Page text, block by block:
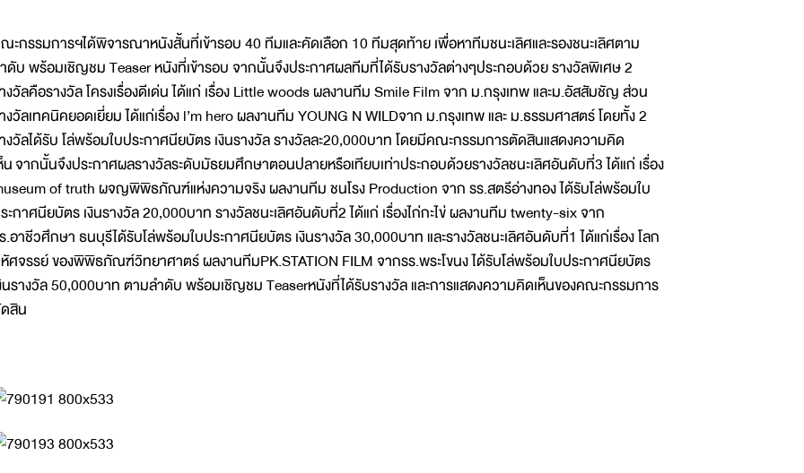
ะกรรมการฯได้พิจารณาหนังสั้นที่เข้ารอบ 40 ทีมและคัดเลือก 10 ทีมสุดท้าย เพื่อหาทีมชนะเลิศและรองชนะเลิศตาม
ดับ พร้อมเชิญชม Teaser หนังที่เข้ารอบ จากนั้นจึงประกาศผลทีมที่ได้รับรางวัลต่างๆประกอบด้วย รางวัลพิเศษ 2
งวัลคือรางวัล โครงเรื่องดีเด่น ได้แก่ เรื่อง Little woods ผลงานทีม Smile Film จาก ม.กรุงเทพ และม.อัสสัมชัญ ส่วน
งวัลเทคนิคยอดเยี่ยม ได้แก่เรื่อง l’m hero ผลงานทีม YOUNG N WILDจาก ม.กรุงเทพ และ ม.ธรรมศาสตร์ โดยทั้ง 2
งวัลได้รับ โล่พร้อมใบประกาศนียบัตร เงินรางวัล รางวัลละ20,000บาท โดยมีคณะกรรมการตัดสินแสดงความคิด
น จากนั้นจึงประกาศผลรางวัลระดับมัธยมศึกษาตอนปลายหรือเทียบเท่าประกอบด้วยรางวัลชนะเลิศอันดับที่3 ได้แก่ เรื่อง
of truth ผจญพิพิธภัณฑ์แห่งความจริง ผลงานทีม ชนโรง Production จาก รร.สตรีอ่างทอง ได้รับโล่พร้อมใบ
ะกาศนียบัตร เงินรางวัล 20,000บาท รางวัลชนะเลิศอันดับที่2 ได้แก่ เรื่องไก่กะไข่ ผลงานทีม twenty-six จาก
.อาชีวศึกษา ธนบุรีได้รับโล่พร้อมใบประกาศนียบัตร เงินรางวัล 30,000บาท และรางวัลชนะเลิศอันดับที่1 ได้แก่เรื่อง โลก
ศจรรย์ ของพิพิธภัณฑ์วิทยาศาตร์ ผลงานทีมPK.STATION FILM จากรร.พระโขนง ได้รับโล่พร้อมใบประกาศนียบัตร
นรางวัล 50,000บาท ตามลำดับ พร้อมเชิญชม Teaserหนังที่ได้รับรางวัล และการแสดงความคิดเห็นของคณะกรรมการ
สิน